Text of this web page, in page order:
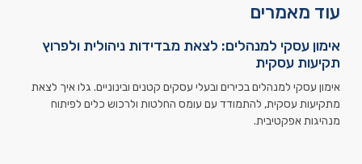
עוד מאמרים
אימון עסקי למנהלים: לצאת מבדידות ניהולית ולפרוץ
תקיעות עסקית
אימון עסקי למנהלים בכירים ובעלי עסקים קטנים ובינוניים. גלו איך לצאת
מתקיעות עסקית, להתמודד עם עומס החלטות ולרכוש כלים לפיתוח
מנהיגות אפקטיבית.